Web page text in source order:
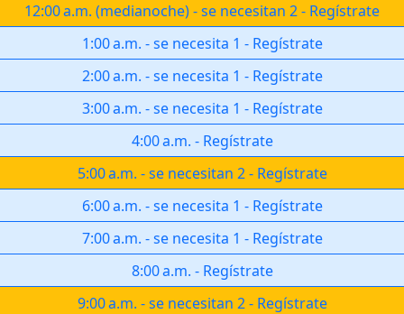
12:00 a.m. (medianoche)-se necesitan 2- Regístrate
1:00 a.m. - se necesita 1 - Regístrate
2:00 a.m. - se necesita 1 - Regístrate
3:00 a.m. - se necesita 1 - Regístrate
4:00 a.m. - Regístrate
5:00 a.m. - se necesitan 2 - Regístrate
6:00 a.m. - se necesita 1 - Regístrate
7:00 a.m. - se necesita 1 - Regístrate
8:00 a.m. - Regístrate
9:00 a.m. - se necesitan 2 - Regístrate